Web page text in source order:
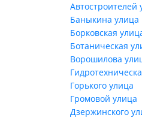
Автостроителей
Баныкина улица
Борковская
Ботаническая
Ворошилова
Горького улица
Громовой улица
Дзержинского